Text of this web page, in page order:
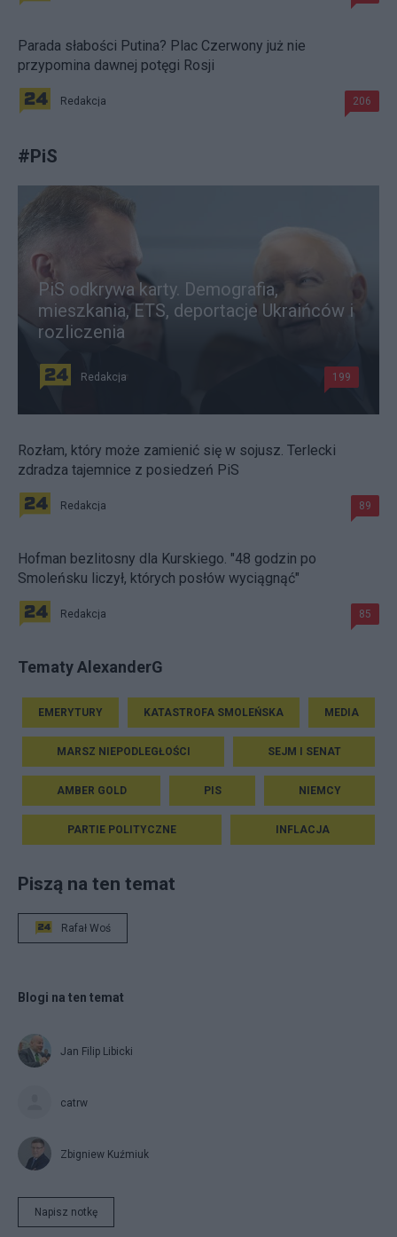
Parada słabości Putina? Plac Czerwony już nie
przypomina dawnej potęgi Rosji
Redakcja 206
#PiS
PiS odkrywa karty. Demografia,
mieszkania, ETS, deportacje Ukraińców i
rozliczenia
Redakcja 199
Rozłam, który może zamienić się w sojusz. Terlecki
zdradza tajemnice z posiedzeń PiS
Redakcja 89
Hofman bezlitosny dla Kurskiego. "48 godzin po
Smoleńsku liczył, których posłów wyciągnąć"
Redakcja 85
Tematy AlexanderG
EMERYTURY KATASTROFA SMOLEŃSKA MEDIA
MARSZ NIEPODLEGŁOŚCI SEJM I SENAT
AMBER GOLD PIS NIEMCY
PARTIE POLITYCZNE INFLACJA
Piszą na ten temat
Rafał Woś
Blogi na ten temat
Jan Filip Libicki
catrw
Zbigniew Kuźmiuk
Napisz notkę